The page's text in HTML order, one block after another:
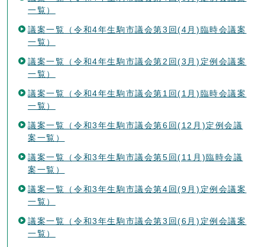
一覧）
議案一覧（令和4年生駒市議会第3回(4月)臨時会議案
一覧）
議案一覧（令和4年生駒市議会第2回(3月)定例会議案
一覧）
議案一覧（令和4年生駒市議会第1回(1月)臨時会議案
一覧）
議案一覧（令和3年生駒市議会第6回(12月)定例会議
案一覧）
議案一覧（令和3年生駒市議会第5回(11月)臨時会議
案一覧）
議案一覧（令和3年生駒市議会第4回(9月)定例会議案
一覧）
議案一覧（令和3年生駒市議会第3回(6月)定例会議案
一覧）